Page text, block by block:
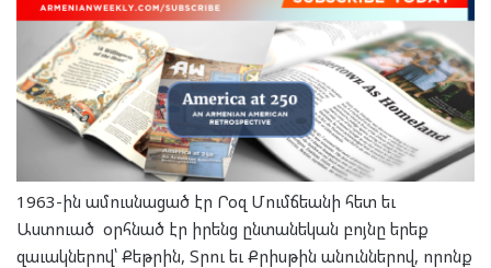
1963-ին ամուսնացած էր Րօզ Մումճեանի հետ եւ
Աստուած օրհնած էր իրենց ընտանեկան բոյնը երեք
զաւակներով՝ Քեթրին, Տրու եւ Քրիսթին անուններով, որոնք